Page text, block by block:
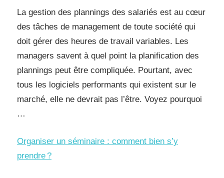
La gestion des plannings des salariés est au cœur
des tâches de management de toute société qui
doit gérer des heures de travail variables. Les
managers savent à quel point la planification des
plannings peut être compliquée. Pourtant, avec
tous les logiciels performants qui existent sur le
marché, elle ne devrait pas l’être. Voyez pourquoi
…
Organiser un séminaire : comment bien s’y
prendre ?